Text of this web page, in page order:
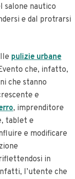
salone nautico
e dal protrarsi
pulizie urbane
che, infatto,
che stanno
e
, imprenditore
tablet e
e modificare
in
l’utente che